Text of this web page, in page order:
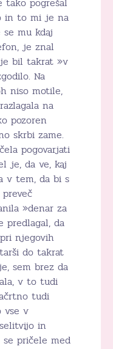
in to mi je na
mu kdaj
je znal
bil takrat »v
Na
niso motile,
na
pozoren
skrbi zame.
pogovarjati
je, da ve, kaj
v tem, da bi s
»denar za
predlagal, da
njegovih
do takrat
sem brez da
v to tudi
tudi
vse v
in
pričele med